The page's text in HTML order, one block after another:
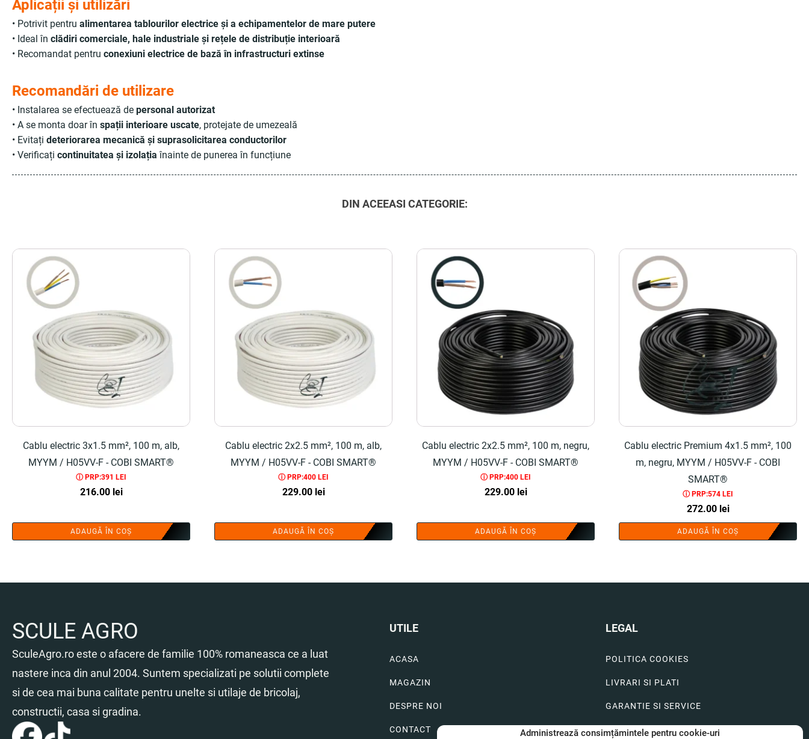
Administrează consimțămintele pentru cookie-uri
Aplicații și utilizări
• Potrivit pentru alimentarea tablourilor electrice și a echipamentelor de mare putere
• Ideal în clădiri comerciale, hale industriale și rețele de distribuție interioară
• Recomandat pentru conexiuni electrice de bază în infrastructuri extinse
Recomandări de utilizare
• Instalarea se efectuează de personal autorizat
• A se monta doar în spații interioare uscate, protejate de umezeală
• Evitați deteriorarea mecanică și suprasolicitarea conductorilor
• Verificați continuitatea și izolația înainte de punerea în funcțiune
DIN ACEEASI CATEGORIE:
Cablu electric 3x1.5 mm², 100 m, alb,
MYYM / H05VV-F - COBI SMART®
ⓘ PRP:391 LEI
216.00 lei
ADAUGĂ ÎN COȘ
Cablu electric 2x2.5 mm², 100 m, alb,
MYYM / H05VV-F - COBI SMART®
ⓘ PRP:400 LEI
229.00 lei
ADAUGĂ ÎN COȘ
Cablu electric 2x2.5 mm², 100 m, negru,
MYYM / H05VV-F - COBI SMART®
ⓘ PRP:400 LEI
229.00 lei
ADAUGĂ ÎN COȘ
Cablu electric Premium 4x1.5 mm², 100
m, negru, MYYM / H05VV-F - COBI
SMART®
ⓘ PRP:574 LEI
272.00 lei
ADAUGĂ ÎN COȘ
SCULE AGRO
SculeAgro.ro este o afacere de familie 100% romaneasca ce a luat
nastere inca din anul 2004. Suntem specializati pe solutii complete
si de cea mai buna calitate pentru unelte si utilaje de bricolaj,
constructii, casa si gradina.
UTILE
ACASA
MAGAZIN
DESPRE NOI
CONTACT
LEGAL
POLITICA COOKIES
LIVRARI SI PLATI
GARANTIE SI SERVICE
FORMULAR SERVICE